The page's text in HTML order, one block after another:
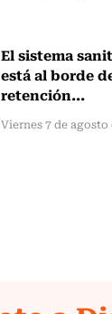
El sistema
está al borde
retención...
Viernes 7 de agosto